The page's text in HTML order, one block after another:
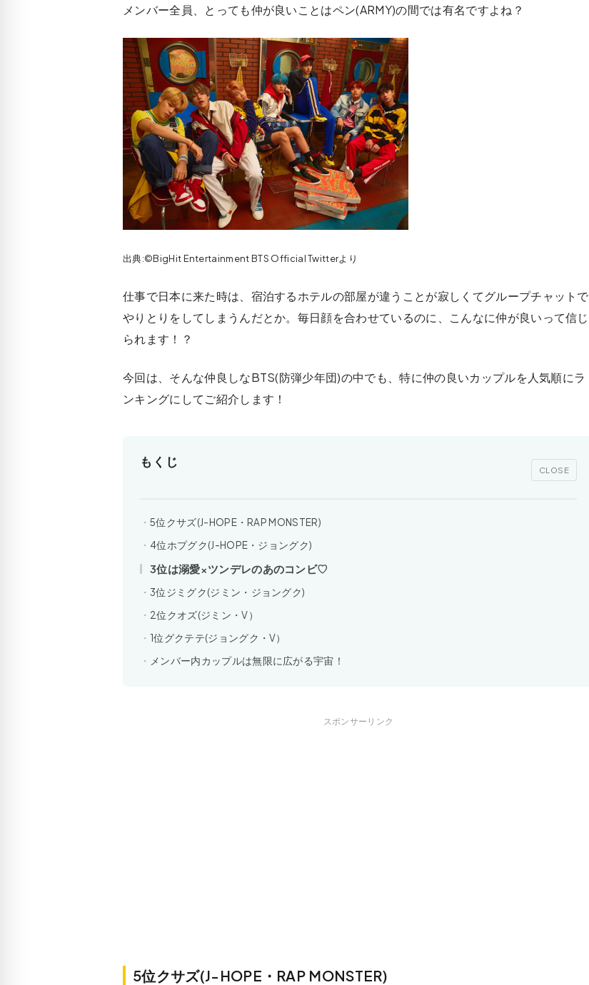
メンバー全員、とっても仲が良いことはペン(ARMY)の間では有名ですよね？
出典:©BigHit Entertainment BTS Official Twitterより
仕事で日本に来た時は、宿泊するホテルの部屋が違うことが寂しくてグループチャットで
やりとりをしてしまうんだとか。毎日顔を合わせているのに、こんなに仲が良いって信じ
られます！？
今回は、そんな仲良しなBTS(防弾少年団)の中でも、特に仲の良いカップルを人気順にラ
ンキングにしてご紹介します！
もくじ
CLOSE
5位クサズ(J-HOPE・RAP MONSTER)
4位ホプグク(J-HOPE・ジョングク)
3位は溺愛×ツンデレのあのコンビ♡
3位ジミグク(ジミン・ジョングク)
2位クオズ(ジミン・V）
1位グクテテ(ジョングク・V）
メンバー内カップルは無限に広がる宇宙！
スポンサーリンク
5位クサズ(J-HOPE・RAP MONSTER)